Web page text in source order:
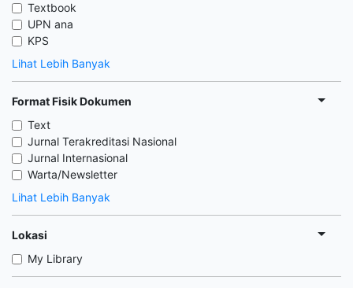
Textbook
UPN ana
KPS
Lihat Lebih Banyak
Format Fisik Dokumen
Text
Jurnal Terakreditasi Nasional
Jurnal Internasional
Warta/Newsletter
Lihat Lebih Banyak
Lokasi
My Library